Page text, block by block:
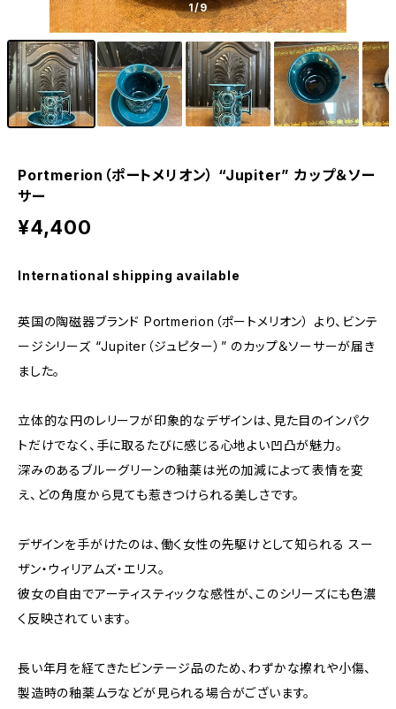
1/9
Portmerion（ポートメリオン） “Jupiter” カップ＆ソー
サー
¥4,400
International shipping available
英国の陶磁器ブランド Portmerion（ポートメリオン） より、ビンテ
ージシリーズ “Jupiter（ジュピター）” のカップ＆ソーサーが届き
ました。
立体的な円のレリーフが印象的なデザインは、見た目のインパク
トだけでなく、手に取るたびに感じる心地よい凹凸が魅力。
深みのあるブルーグリーンの釉薬は光の加減によって表情を変
え、どの角度から見ても惹きつけられる美しさです。
デザインを手がけたのは、働く女性の先駆けとして知られる スー
ザン・ウィリアムズ・エリス。
彼女の自由でアーティスティックな感性が、このシリーズにも色濃
く反映されています。
長い年月を経てきたビンテージ品のため、わずかな擦れや小傷、
製造時の釉薬ムラなどが見られる場合がございます。